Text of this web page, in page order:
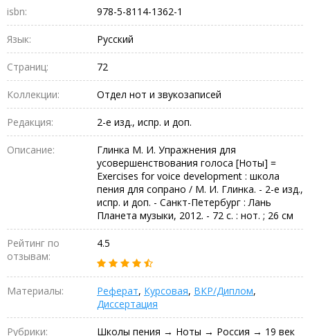
isbn: 978-5-8114-1362-1
Язык: Русский
Страниц: 72
Коллекции: Отдел нот и звукозаписей
Редакция: 2-е изд., испр. и доп.
Описание:
Глинка М. И. Упражнения для
усовершенствования голоса [Ноты] =
Exercises for voice development : школа
пения для сопрано / М. И. Глинка. - 2-е изд.,
испр. и доп. - Санкт-Петербург : Лань
Планета музыки, 2012. - 72 с. : нот. ; 26 см
Рейтинг по
отзывам:
4.5
Материалы: Реферат, Курсовая, ВКР/Диплом,
Диссертация
Рубрики: Школы пения → Ноты → Россия → 19 век